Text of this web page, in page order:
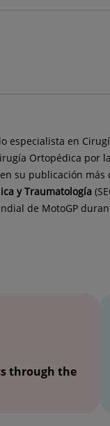
especialista en
Ortopédica por
su publicación
y Traumatología
de MotoGP
through the